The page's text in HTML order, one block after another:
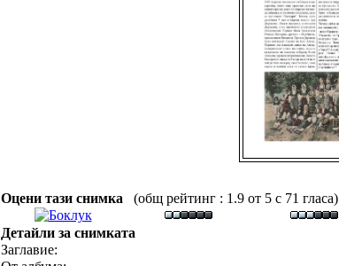
Оцени тази снимка (общ рейтинг : 1.9 от 5 с 71 гласа)
Детайли за снимката
Заглавие: